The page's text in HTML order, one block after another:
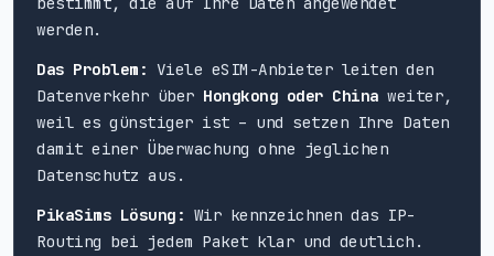
werden.
Das Problem: Viele eSIM-Anbieter leiten den
Datenverkehr über Hongkong oder China weiter,
weil es günstiger ist – und setzen Ihre Daten
damit einer Überwachung ohne jeglichen
Datenschutz aus.
PikaSims Lösung: Wir kennzeichnen das IP-
Routing bei jedem Paket klar und deutlich.